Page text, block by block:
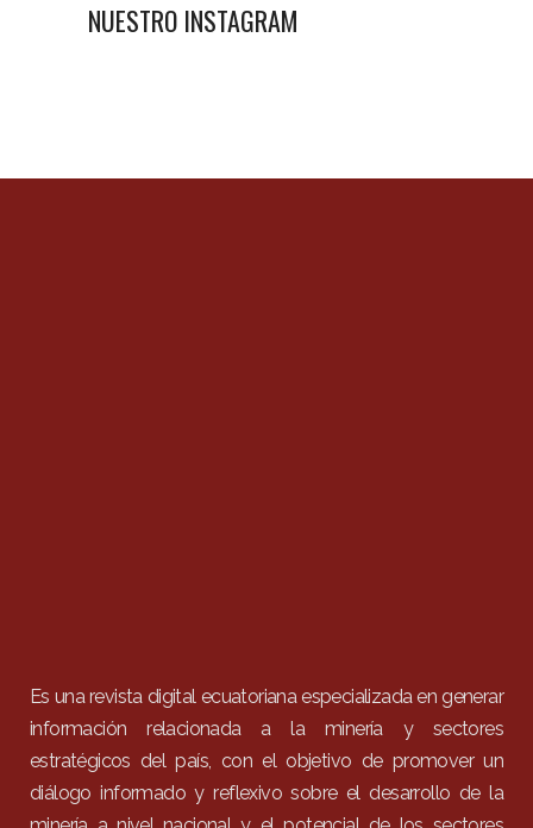
NUESTRO INSTAGRAM
Es una revista digital ecuatoriana especializada en generar
información relacionada a la minería y sectores
estratégicos del país, con el objetivo de promover un
diálogo informado y reflexivo sobre el desarrollo de la